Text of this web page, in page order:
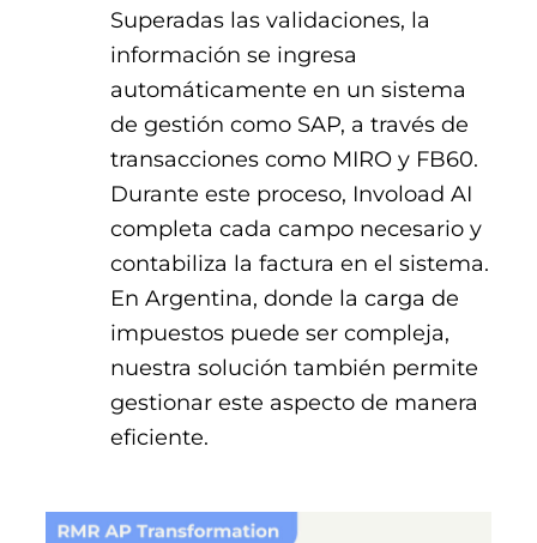
Superadas las validaciones, la
información se ingresa
automáticamente en un sistema
de gestión como SAP, a través de
transacciones como MIRO y FB60.
Durante este proceso, Invoload AI
completa cada campo necesario y
contabiliza la factura en el sistema.
En Argentina, donde la carga de
impuestos puede ser compleja,
nuestra solución también permite
gestionar este aspecto de manera
eficiente.